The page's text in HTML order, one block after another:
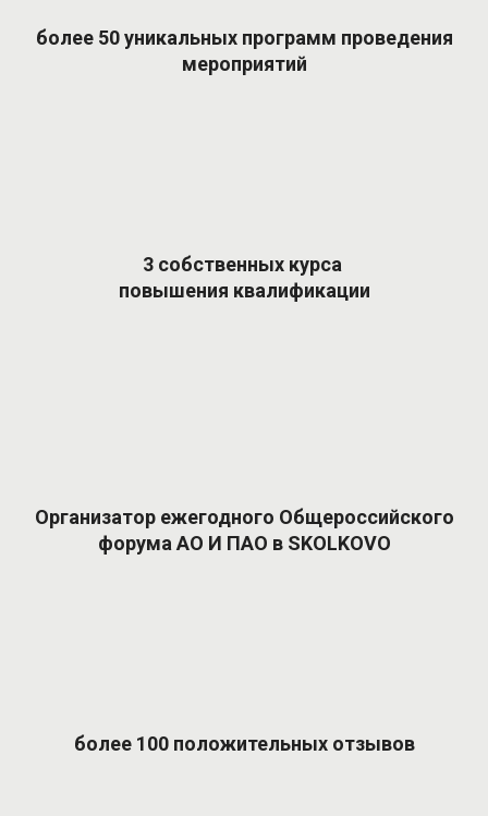
более 50 уникальных программ проведения
мероприятий
3 собственных курса
повышения квалификации
Организатор ежегодного Общероссийского
форума АО И ПАО в SKOLKOVO
более 100 положительных отзывов